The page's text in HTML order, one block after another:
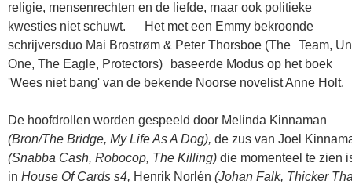
religie, mensenrechten en de liefde, maar ook politieke
kwesties niet schuwt. Het met een Emmy bekroonde
schrijversduo Mai Brostrøm & Peter Thorsboe (The Team,
One, The Eagle, Protectors) baseerde Modus op het boek
'Wees niet bang' van de bekende Noorse novelist Anne Holt.
De hoofdrollen worden gespeeld door Melinda Kinnaman
(Bron/The Bridge, My Life As A Dog), de zus van Joel
(Snabba Cash, Robocop, The Killing) die momenteel te zien
in House Of Cards s4, Henrik Norlén (Johan Falk, Thicker